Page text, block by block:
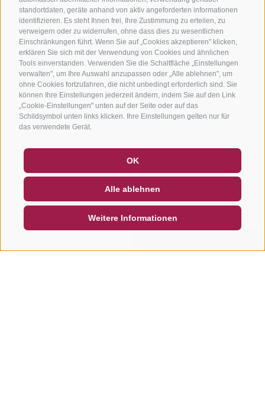
standortdaten, geräte anhand von aktiv angeforderten informationen
identifizieren. Es steht Ihnen frei, Ihre Zustimmung zu erteilen, zu
verweigern oder zu widerrufen, ohne dass dies zu wesentlichen
Einschränkungen führt. Wenn Sie auf „Cookies akzeptieren" klicken,
erklären Sie sich mit der Verwendung von Cookies und ähnlichen
Tools einverstanden. Verwenden Sie die Schaltfläche „Einstellungen
verwalten", um Ihre Auswahl anzupassen oder „Alle ablehnen", um
ohne Cookies fortzufahren, die nicht unbedingt erforderlich sind. Sie
können Ihre Einstellungen jederzeit ändern, indem Sie auf den Link
„Cookie-Einstellungen" unten auf der Seite oder auf das
Schildsymbol unten links klicken. Ihre Einstellungen gelten nur für
das verwendete Gerät.
OK
Alle ablehnen
Weitere Informationen
NEWSLETTER
SOCIAL WALL WETTER